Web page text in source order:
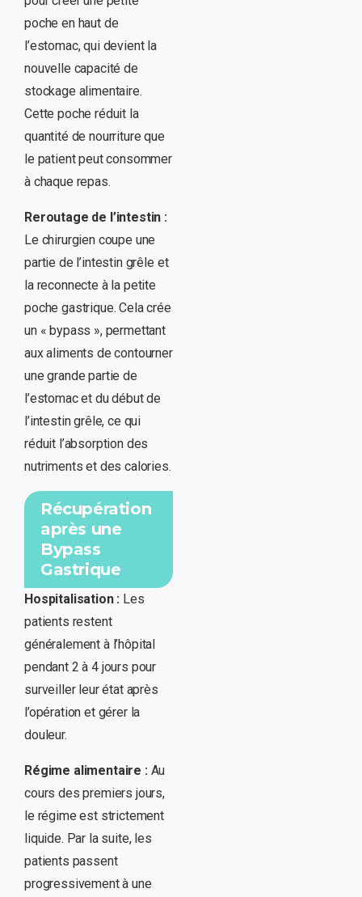
poche en haut de
l’estomac, qui devient la
nouvelle capacité de
stockage alimentaire.
Cette poche réduit la
quantité de nourriture que
le patient peut consommer
à chaque repas.
Reroutage de l’intestin :
Le chirurgien coupe une
partie de l’intestin grêle et
la reconnecte à la petite
poche gastrique. Cela crée
un « bypass », permettant
aux aliments de contourner
une grande partie de
l’estomac et du début de
l’intestin grêle, ce qui
réduit l’absorption des
nutriments et des calories.
Récupération
après une
Bypass
Gastrique
Hospitalisation : Les
patients restent
généralement à l’hôpital
pendant 2 à 4 jours pour
surveiller leur état après
l’opération et gérer la
douleur.
Régime alimentaire :Au
cours des premiers jours,
le régime est strictement
liquide. Par la suite, les
patients passent
progressivement à une